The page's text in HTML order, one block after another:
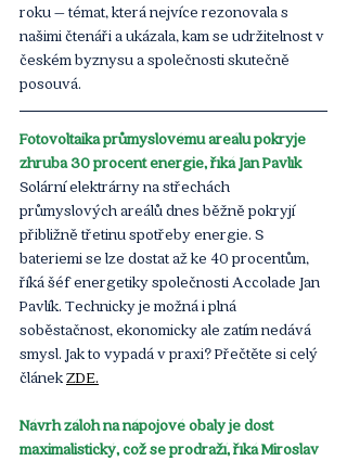
roku – témat, která nejvíce rezonovala s
našimi čtenáři a ukázala, kam se udržitelnost v
českém byznysu a společnosti skutečně
posouvá.
Fotovoltaika průmyslovému areálu pokryje
zhruba 30 procent energie, říká Jan Pavlík
Solární elektrárny na střechách
průmyslových areálů dnes běžně pokryjí
přibližně třetinu spotřeby energie. S
bateriemi se lze dostat až ke 40 procentům,
říká šéf energetiky společnosti Accolade Jan
Pavlík. Technicky je možná i plná
soběstačnost, ekonomicky ale zatím nedává
smysl. Jak to vypadá v praxi? Přečtěte si celý
článekZDE.
Návrh záloh na nápojové obaly je dost
maximalistický, což se prodraží, říká Miroslav